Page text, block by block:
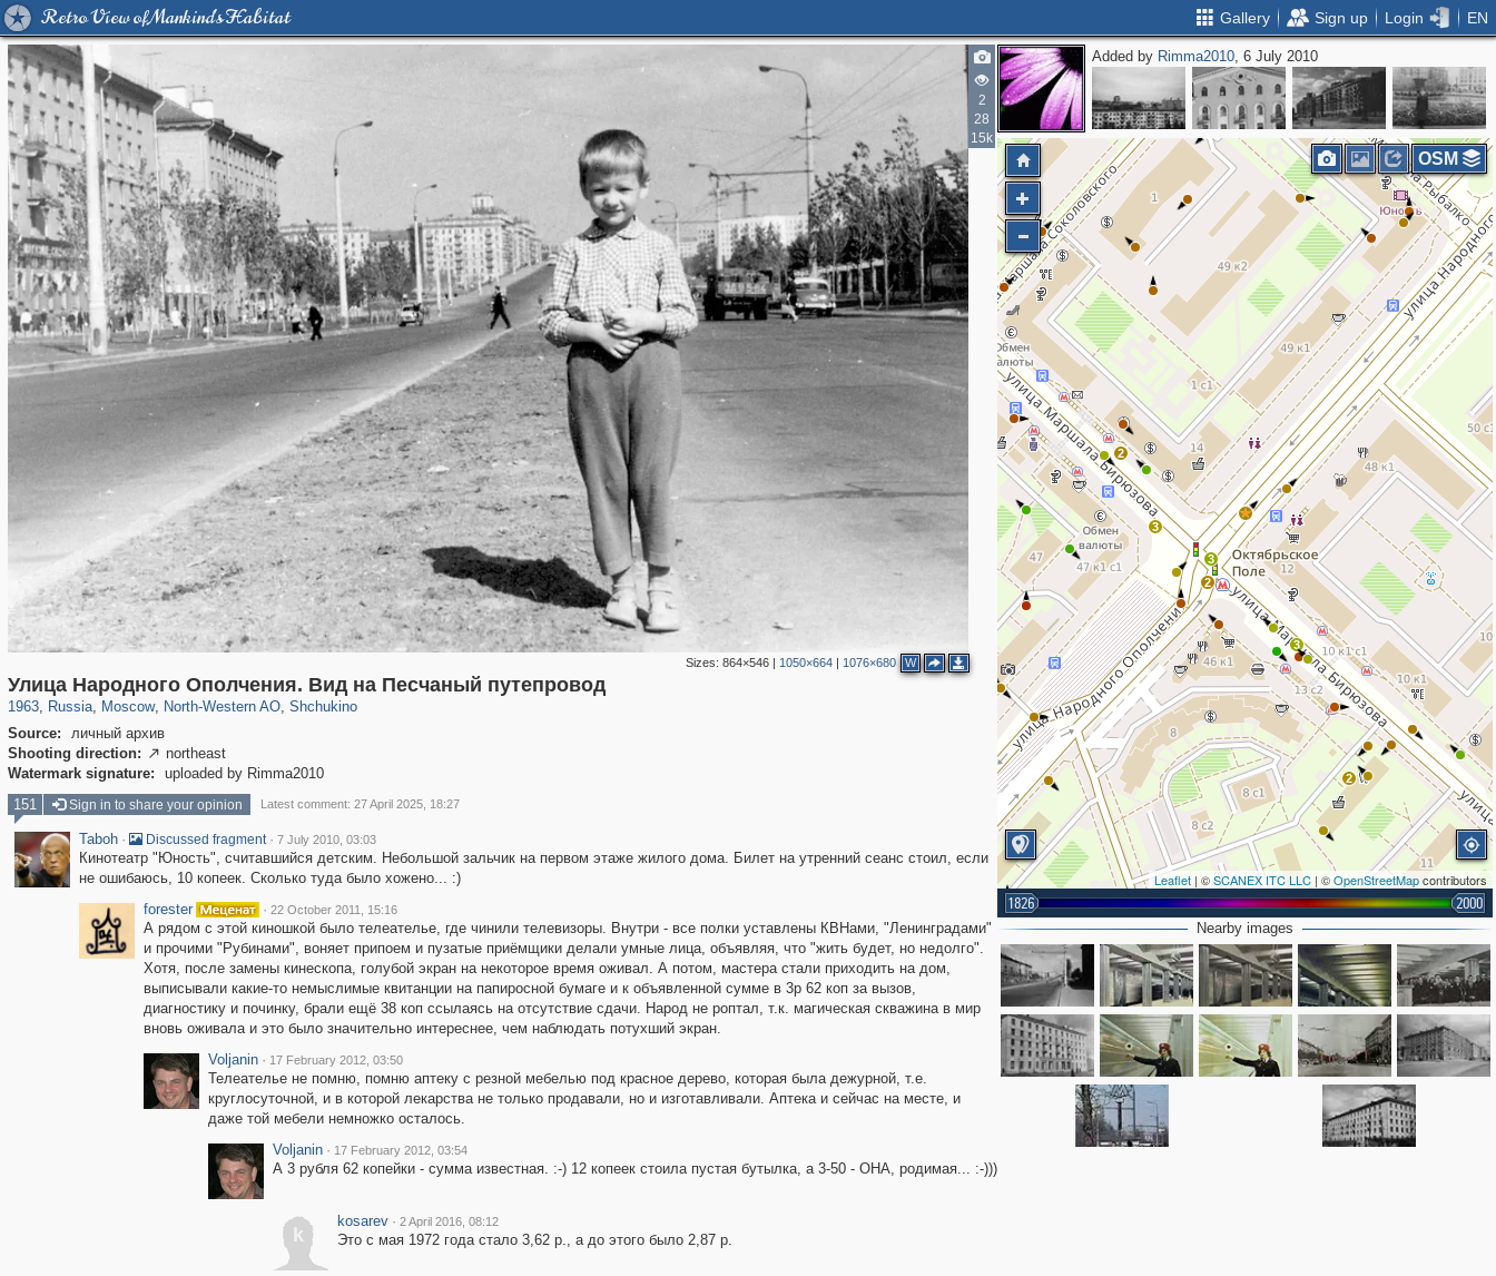
Retro View of Mankind's Habitat Gallery Sign up Login EN
2
28
15k
Sizes: 864×546| 1050×664| 1076×680 W
Улица Народного Ополчения. Вид на Песчаный путепровод
1963, Russia
1,406,255 29,243
, Moscow
319,780 8,286
, North-Western AO
8,080 112
, Shchukino
1,167 22
Source:
личный архив
Shooting direction:  northeast
Watermark signature:
uploaded by Rimma2010
Added by Rimma2010, 6 July 2010
3
3
2
3
2
3
3
2
2
Leaflet | ©SCANEX ITC LLC | ©OpenStreetMapcontributors
1826 2000
OSM
Nearby images
151 Sign in to share your opinion Latest comment: 27 April 2025, 18:27
Taboh · Discussed fragment · 7 July 2010, 03:03
Кинотеатр "Юность", считавшийся детским. Небольшой зальчик на первом этаже жилого дома. Билет на утренний сеанс стоил, если
не ошибаюсь, 10 копеек. Сколько туда было хожено... :)
forester
· 22 October 2011, 15:16
А рядом с этой киношкой было телеателье, где чинили телевизоры. Внутри - все полки уставлены КВНами, "Ленинградами"
и прочими "Рубинами", воняет припоем и пузатые приёмщики делали умные лица, объявляя, что "жить будет, но недолго".
Хотя, после замены кинескопа, голубой экран на некоторое время оживал. А потом, мастера стали приходить на дом,
выписывали какие-то немыслимые квитанции на папиросной бумаге и к объявленной сумме в 3р 62 коп за вызов,
диагностику и починку, брали ещё 38 коп ссылаясь на отсутствие сдачи. Народ не роптал, т.к. магическая скважина в мир
вновь оживала и это было значительно интереснее, чем наблюдать потухший экран.
Voljanin · 17 February 2012, 03:50
Телеателье не помню, помню аптеку с резной мебелью под красное дерево, которая была дежурной, т.е.
круглосуточной, и в которой лекарства не только продавали, но и изготавливали. Аптека и сейчас на месте, и
даже той мебели немножко осталось.
Voljanin · 17 February 2012, 03:54
А 3 рубля 62 копейки - сумма известная. :-) 12 копеек стоила пустая бутылка, а 3-50 - ОНА, родимая... :-)))
k
kosarev · 2 April 2016, 08:12
Это с мая 1972 года стало 3,62 р., а до этого было 2,87 р.